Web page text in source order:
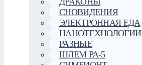
СНОВИДЕНИЯ
ЭЛЕКТРОННАЯ ЕДА
НАНОТЕХНОЛОГИИ
РАЗНЫЕ
ШЛЕМ РА-5